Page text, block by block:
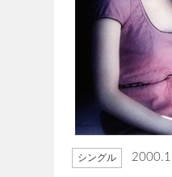
シングル 2000.1